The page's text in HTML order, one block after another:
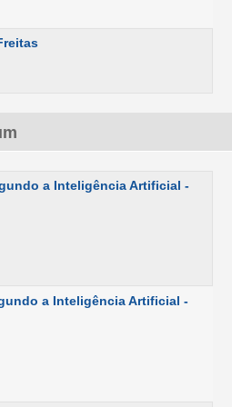
a Inteligência Artificial -
a Inteligência Artificial -